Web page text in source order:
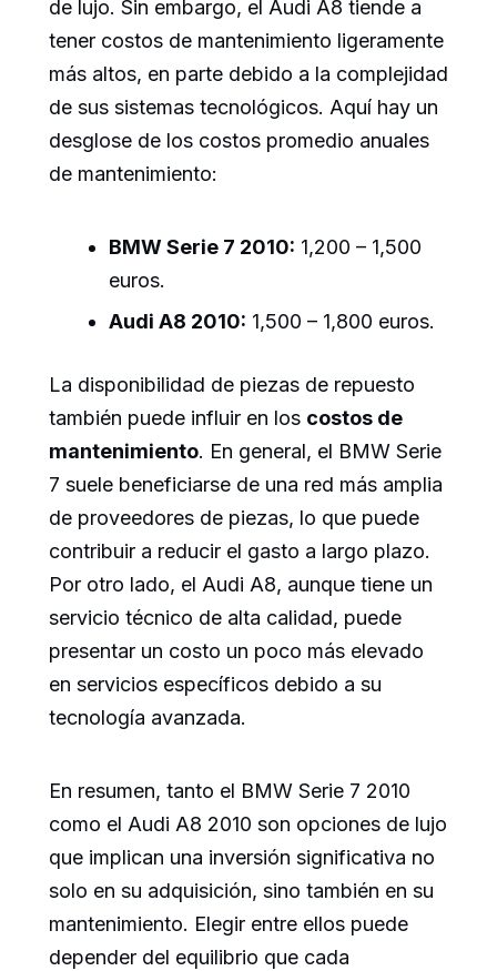
de lujo. Sin embargo, el Audi A8 tiende a
tener costos de mantenimiento ligeramente
más altos, en parte debido a la complejidad
de sus sistemas tecnológicos. Aquí hay un
desglose de los costos promedio anuales
de mantenimiento:
BMW Serie 7 2010: 1,200 – 1,500
euros.
Audi A8 2010: 1,500 – 1,800 euros.
La disponibilidad de piezas de repuesto
también puede influir en los costos de
mantenimiento. En general, el BMW Serie
7 suele beneficiarse de una red más amplia
de proveedores de piezas, lo que puede
contribuir a reducir el gasto a largo plazo.
Por otro lado, el Audi A8, aunque tiene un
servicio técnico de alta calidad, puede
presentar un costo un poco más elevado
en servicios específicos debido a su
tecnología avanzada.
En resumen, tanto el BMW Serie 7 2010
como el Audi A8 2010 son opciones de lujo
que implican una inversión significativa no
solo en su adquisición, sino también en su
mantenimiento. Elegir entre ellos puede
depender del equilibrio que cada